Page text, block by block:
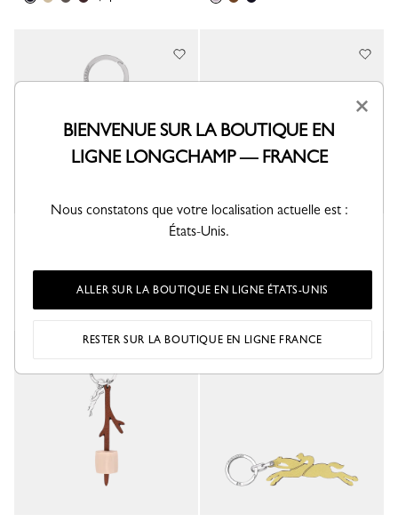
€ 60,00
Porte-clés Le Pliage Original
€ 90,00
×
BIENVENUE SUR LA BOUTIQUE EN
LIGNE LONGCHAMP — FRANCE
Nous constatons que votre localisation actuelle est :
États-Unis.
ALLER SUR LA BOUTIQUE EN LIGNE ÉTATS-UNIS
RESTER SUR LA BOUTIQUE EN LIGNE FRANCE